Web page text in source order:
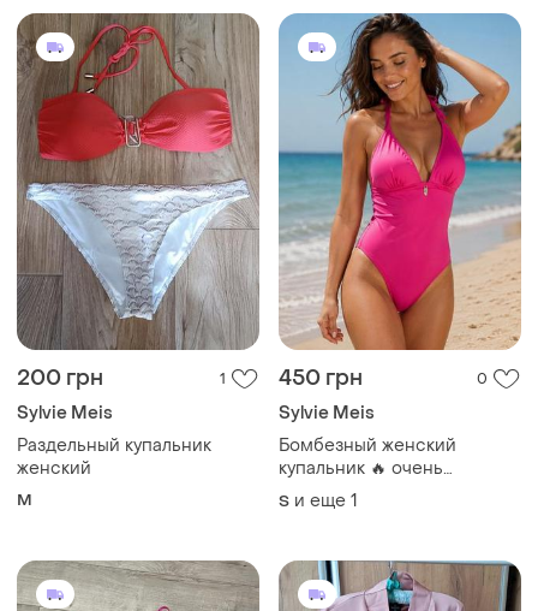
200 грн 1
Sylvie Meis
Раздельный купальник
женский
M
450 грн 0
Sylvie Meis
Бомбезный женский
купальник 🔥 очень
красивый,брала себе, но
нажаль маленький 🥺
S и еще 1